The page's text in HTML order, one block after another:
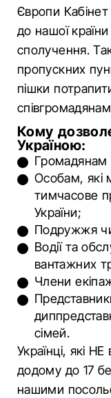
Європи Кабінет
до нашої
сполучення.
пропускних
пішки
Кому
Україною:
Громадянам
Особам, які
тимчасове
України;
Подружжя
Водії та
вантажних
Члени
сімей.
Українці, які
додому до 17
нашими